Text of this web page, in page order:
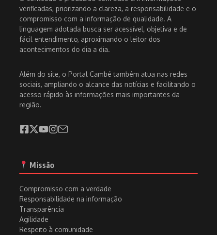
verificadas, priorizando a clareza, a responsabilidade e o
compromisso com a informação de qualidade. A
linguagem adotada busca ser acessível, objetiva e de
fácil entendimento, aproximando o leitor dos
acontecimentos do dia a dia.
Além do site, o Portal Cambé também atua nas redes
sociais, ampliando o alcance das notícias e facilitando o
acesso rápido às informações mais importantes da
região.
Missão
Compromisso com a verdade
Responsabilidade na informação
Transparência
Agilidade
Respeito à comunidade